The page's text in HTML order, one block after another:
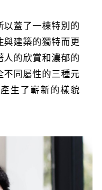
以蓋了一棟特別的
與建築的獨特而更
人的欣賞和濃郁的
不同屬性的三種元
生了嶄新的樣貌